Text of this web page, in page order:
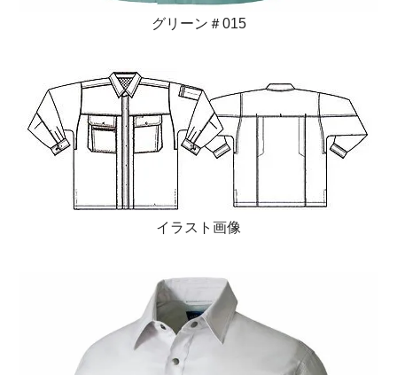
グリーン＃015
イラスト画像